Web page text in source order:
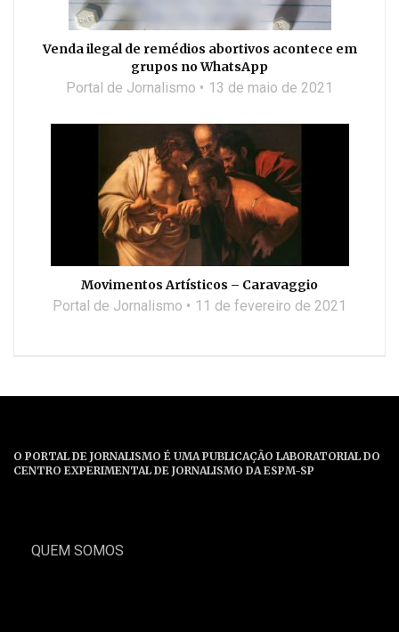
Venda ilegal de remédios abortivos acontece em
grupos no WhatsApp
Portal de Jornalismo 13 de maio de 2021
Movimentos Artísticos – Caravaggio
Portal de Jornalismo 11 de fevereiro de 2021
O PORTAL DE JORNALISMO É UMA PUBLICAÇÃO LABORATORIAL DO
CENTRO EXPERIMENTAL DE JORNALISMO DA ESPM-SP
QUEM SOMOS